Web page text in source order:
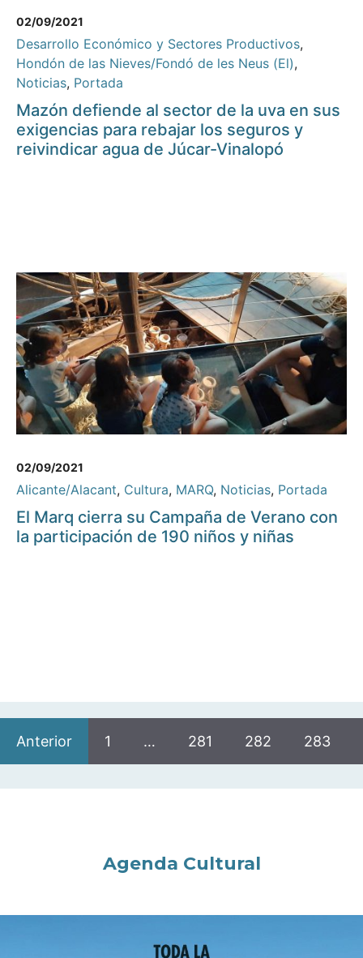
02/09/2021
Desarrollo Económico y Sectores Productivos,
Hondón de las Nieves/Fondó de les Neus (El),
Noticias, Portada
Mazón defiende al sector de la uva en sus
exigencias para rebajar los seguros y
reivindicar agua de Júcar-Vinalopó
02/09/2021
Alicante/Alacant, Cultura, MARQ, Noticias, Portada
El Marq cierra su Campaña de Verano con
la participación de 190 niños y niñas
Anterior 1 … 281 282 283
Agenda Cultural